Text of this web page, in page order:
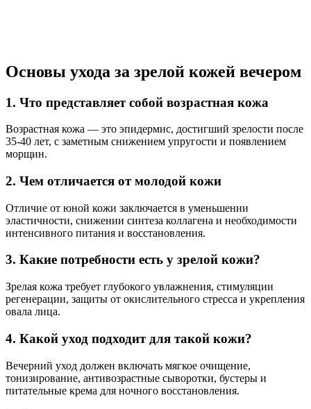
Основы ухода за зрелой кожей вечером
1. Что представляет собой возрастная кожа
Возрастная кожа — это эпидермис, достигший зрелости после
35-40 лет, с заметным снижением упругости и появлением
морщин.
2. Чем отличается от молодой кожи
Отличие от юной кожи заключается в уменьшении
эластичности, снижении синтеза коллагена и необходимости
интенсивного питания и восстановления.
3. Какие потребности есть у зрелой кожи?
Зрелая кожа требует глубокого увлажнения, стимуляции
регенерации, защиты от окислительного стресса и укрепления
овала лица.
4. Какой уход подходит для такой кожи?
Вечерний уход должен включать мягкое очищение,
тонизирование, антивозрастные сыворотки, бустеры и
питательные крема для ночного восстановления.